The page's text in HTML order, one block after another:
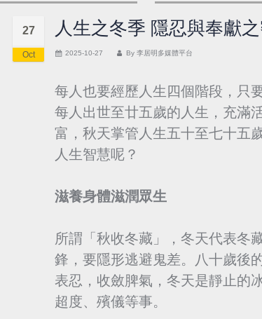
27
Oct
人生之冬季 隱忍與奉獻
2025-10-27 By 李居明多媒體平台
每人也要經歷人生四個階段，只
每人出世至廿五歲的人生，充滿
富，秋天掌管人生五十至七十五
人生智慧呢？
滋養身體滋潤眾生
所謂「秋收冬藏」，冬天代表冬
鋒，要隱形逃避鬼差。八十歲後
表忍，收斂脾氣，冬天是靜止的
超度、殯儀等事。